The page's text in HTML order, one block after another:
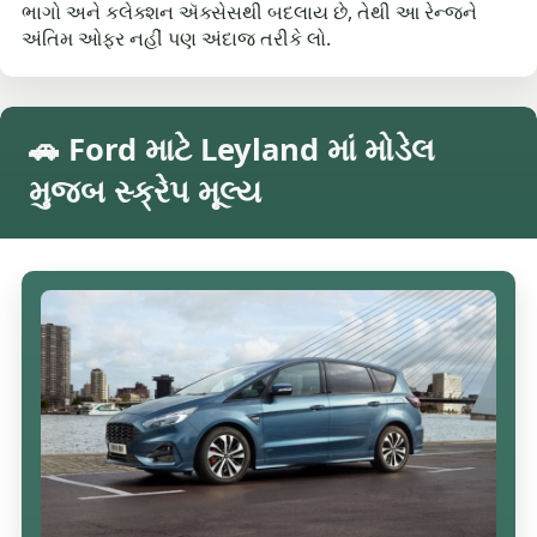
ભાગો અને કલેક્શન ઍક્સેસથી બદલાય છે, તેથી આ રેન્જને
અંતિમ ઓફર નહીં પણ અંદાજ તરીકે લો.
🚗 Ford માટે Leyland માં મોડેલ
મુજબ સ્ક્રેપ મૂલ્ય